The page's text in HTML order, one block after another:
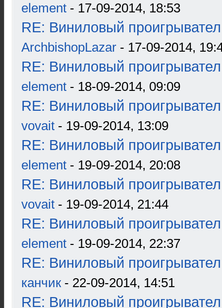
element - 17-09-2014, 18:53
RE: Виниловый
ArchbishopLazar - 17-09-2014,
RE: Виниловый
element - 18-09-2014, 09:09
RE: Виниловый
vovait - 19-09-2014, 13:09
RE: Виниловый
element - 19-09-2014, 20:08
RE: Виниловый
vovait - 19-09-2014, 21:44
RE: Виниловый
element - 19-09-2014, 22:37
RE: Виниловый
канчик- 22-09-2014, 14:51
RE: Виниловый